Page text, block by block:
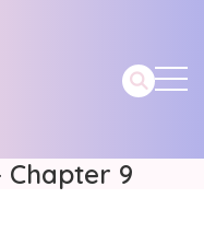
Chapter 9